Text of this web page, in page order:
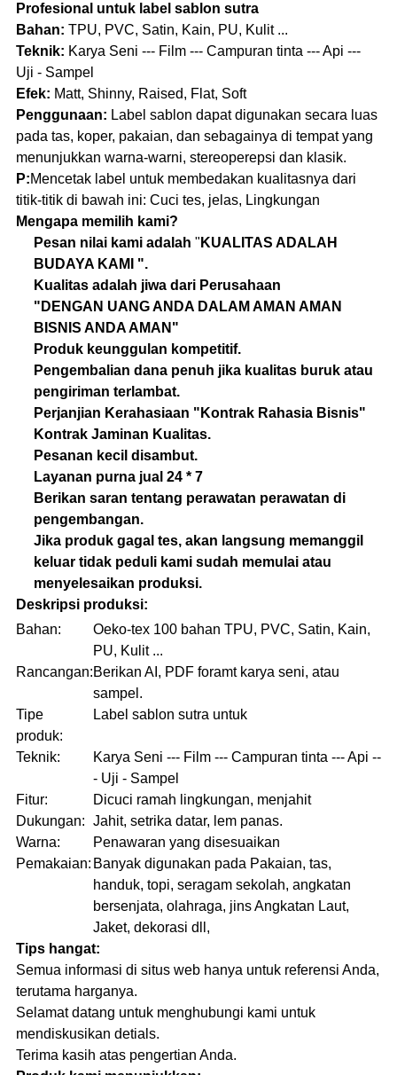
Profesional untuk label sablon sutra
Bahan: TPU, PVC, Satin, Kain, PU, ​​Kulit ...
Teknik: Karya Seni --- Film --- Campuran tinta --- Api ---
Uji - Sampel
Efek: Matt, Shinny, Raised, Flat, Soft
Penggunaan: Label sablon dapat digunakan secara luas
pada tas, koper, pakaian, dan sebagainya di tempat yang
menunjukkan warna-warni, stereoperepsi dan klasik.
P:Mencetak label untuk membedakan kualitasnya dari
titik-titik di bawah ini: Cuci tes, jelas, Lingkungan
Mengapa memilih kami?
Pesan nilai kami adalah " KUALITAS ADALAH
BUDAYA KAMI ".
Kualitas adalah jiwa dari Perusahaan
"DENGAN UANG ANDA DALAM AMAN AMAN
BISNIS ANDA AMAN"
Produk keunggulan kompetitif.
Pengembalian dana penuh jika kualitas buruk atau
pengiriman terlambat.
Perjanjian Kerahasiaan "Kontrak Rahasia Bisnis"
Kontrak Jaminan Kualitas.
Pesanan kecil disambut.
Layanan purna jual 24 * 7
Berikan saran tentang perawatan perawatan di
pengembangan.
Jika produk gagal tes, akan langsung memanggil
keluar tidak peduli kami sudah memulai atau
menyelesaikan produksi.
Deskripsi produksi:
Bahan:
Oeko-tex 100 bahan TPU, PVC, Satin, Kain,
PU, ​​Kulit ...
Rancangan:Berikan AI, PDF foramt karya seni, atau
sampel.
Tipe
produk:
Label sablon sutra untuk
Teknik:
Karya Seni --- Film --- Campuran tinta --- Api --
- Uji - Sampel
Fitur:
Dicuci ramah lingkungan, menjahit
Dukungan: Jahit, setrika datar, lem panas.
Warna:
Penawaran yang disesuaikan
Pemakaian: Banyak digunakan pada Pakaian, tas,
handuk, topi, seragam sekolah, angkatan
bersenjata, olahraga, jins Angkatan Laut,
Jaket, dekorasi dll,
Tips hangat:
Semua informasi di situs web hanya untuk referensi Anda,
terutama harganya.
Selamat datang untuk menghubungi kami untuk
mendiskusikan detials.
Terima kasih atas pengertian Anda.